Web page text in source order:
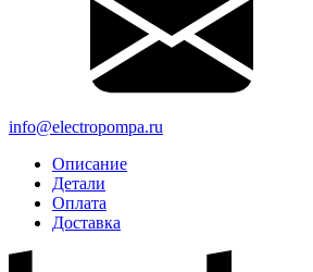
info@electropompa.ru
Описание
Детали
Оплата
Доставка